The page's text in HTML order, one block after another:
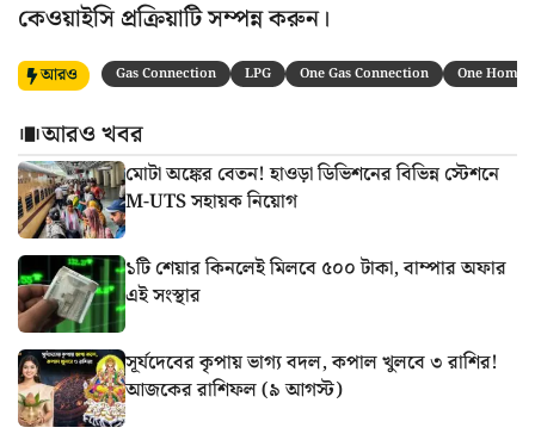
কেওয়াইসি প্রক্রিয়াটি সম্পন্ন করুন।
আরও Gas Connection LPG One Gas Connection One Home
আরও খবর
মোটা অঙ্কের বেতন! হাওড়া ডিভিশনের বিভিন্ন স্টেশনে
M-UTS সহায়ক নিয়োগ
১টি শেয়ার কিনলেই মিলবে ৫০০ টাকা, বাম্পার অফার
এই সংস্থার
সূর্যদেবের কৃপায় ভাগ্য বদল, কপাল খুলবে ৩ রাশির!
আজকের রাশিফল (৯ আগস্ট)